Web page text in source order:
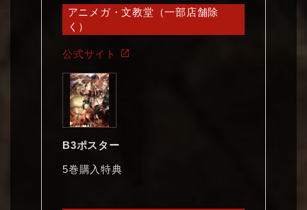
アニメガ・文教堂（一部店舗除
く）
公式サイト
B3ポスター
5巻購入特典